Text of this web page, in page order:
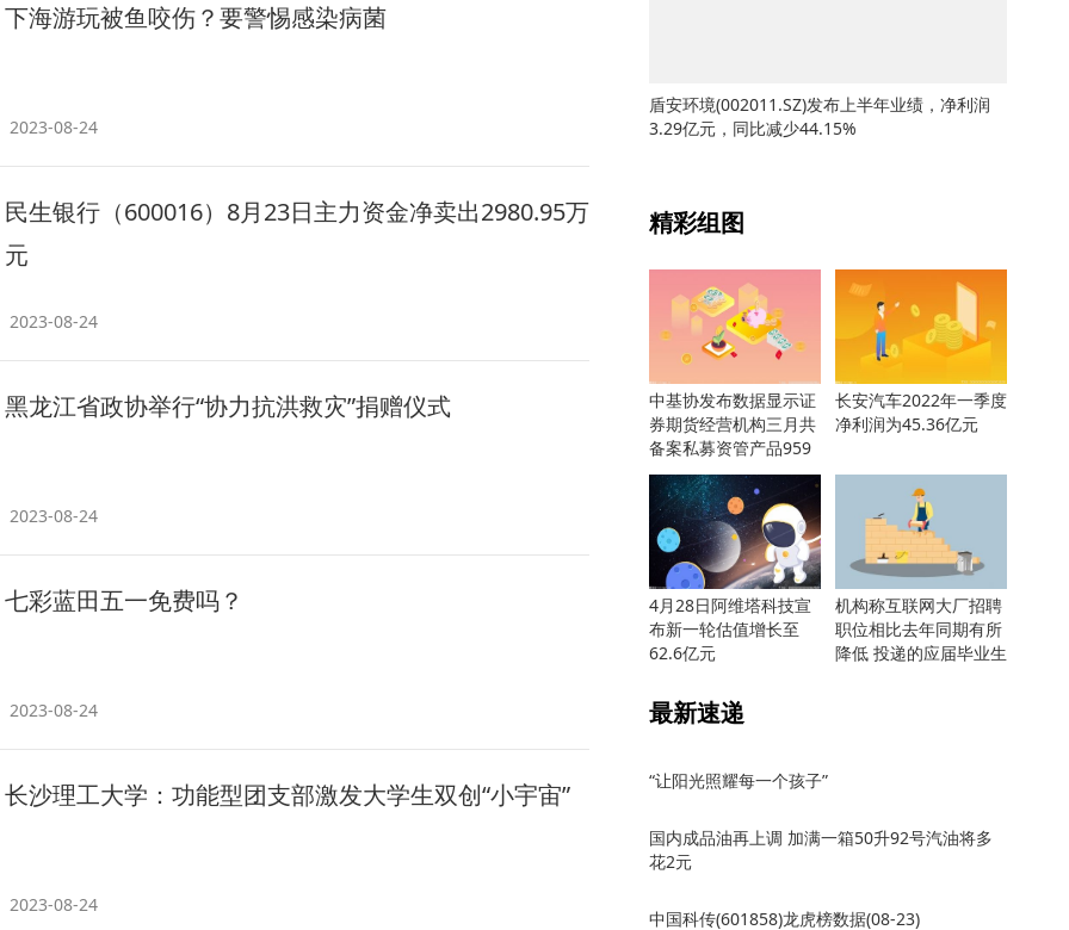
下海游玩被鱼咬伤？要警惕感染病菌
2023-08-24
民生银行（600016）8月23日主力资金净卖出2980.95万
元
2023-08-24
黑龙江省政协举行“协力抗洪救灾”捐赠仪式
2023-08-24
七彩蓝田五一免费吗？
2023-08-24
长沙理工大学：功能型团支部激发大学生双创“小宇宙”
2023-08-24
盾安环境(002011.SZ)发布上半年业绩，净利润
3.29亿元，同比减少44.15%
精彩组图
中基协发布数据显示证
券期货经营机构三月共
备案私募资管产品959
只
长安汽车2022年一季度
净利润为45.36亿元
4月28日阿维塔科技宣
布新一轮估值增长至
62.6亿元
机构称互联网大厂招聘
职位相比去年同期有所
降低 投递的应届毕业生
最新速递
“让阳光照耀每一个孩子”
国内成品油再上调 加满一箱50升92号汽油将多
花2元
中国科传(601858)龙虎榜数据(08-23)